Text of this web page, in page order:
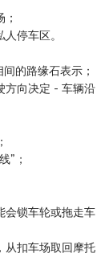
停车区。
的路缘石表示；
方向决定 - 车辆沿
”；
会锁车轮或拖走车
从扣车场取回摩托